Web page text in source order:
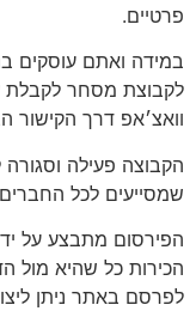
פרטיים.
במידה ואתם עוסקים
לקבוצת מסחר לקבלת
וואצ׳אפ דרך הקישור
הקבוצה פעילה
שמסייעים לכל
הפירסום מתבצע על
הכירות כל שהיא מול
לפרסם באתר ניתן